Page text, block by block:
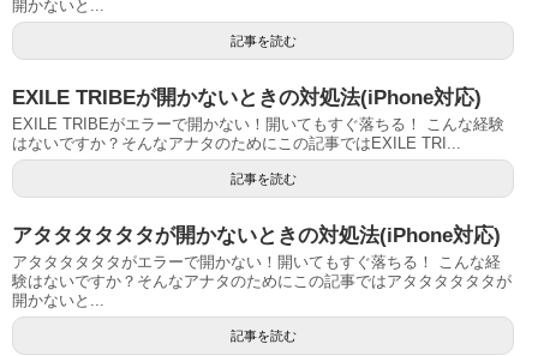
開かないと...
記事を読む
EXILE TRIBEが開かないときの対処法(iPhone対応)
EXILE TRIBEがエラーで開かない！開いてもすぐ落ちる！ こんな経験
はないですか？そんなアナタのためにこの記事ではEXILE TRI...
記事を読む
アタタタタタタが開かないときの対処法(iPhone対応)
アタタタタタタがエラーで開かない！開いてもすぐ落ちる！ こんな経
験はないですか？そんなアナタのためにこの記事ではアタタタタタタが
開かないと...
記事を読む